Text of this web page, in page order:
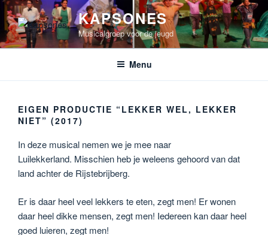
Ga
naar
de
inhoud
KAPSONES
Musicalgroep voor de jeugd
Menu
EIGEN PRODUCTIE “LEKKER WEL, LEKKER
NIET” (2017)
In deze musical nemen we je mee naar
Luilekkerland. Misschien heb je weleens gehoord van dat
land achter de Rijstebrijberg.
Er is daar heel veel lekkers te eten, zegt men! Er wonen
daar heel dikke mensen, zegt men! Iedereen kan daar heel
goed luieren, zegt men!